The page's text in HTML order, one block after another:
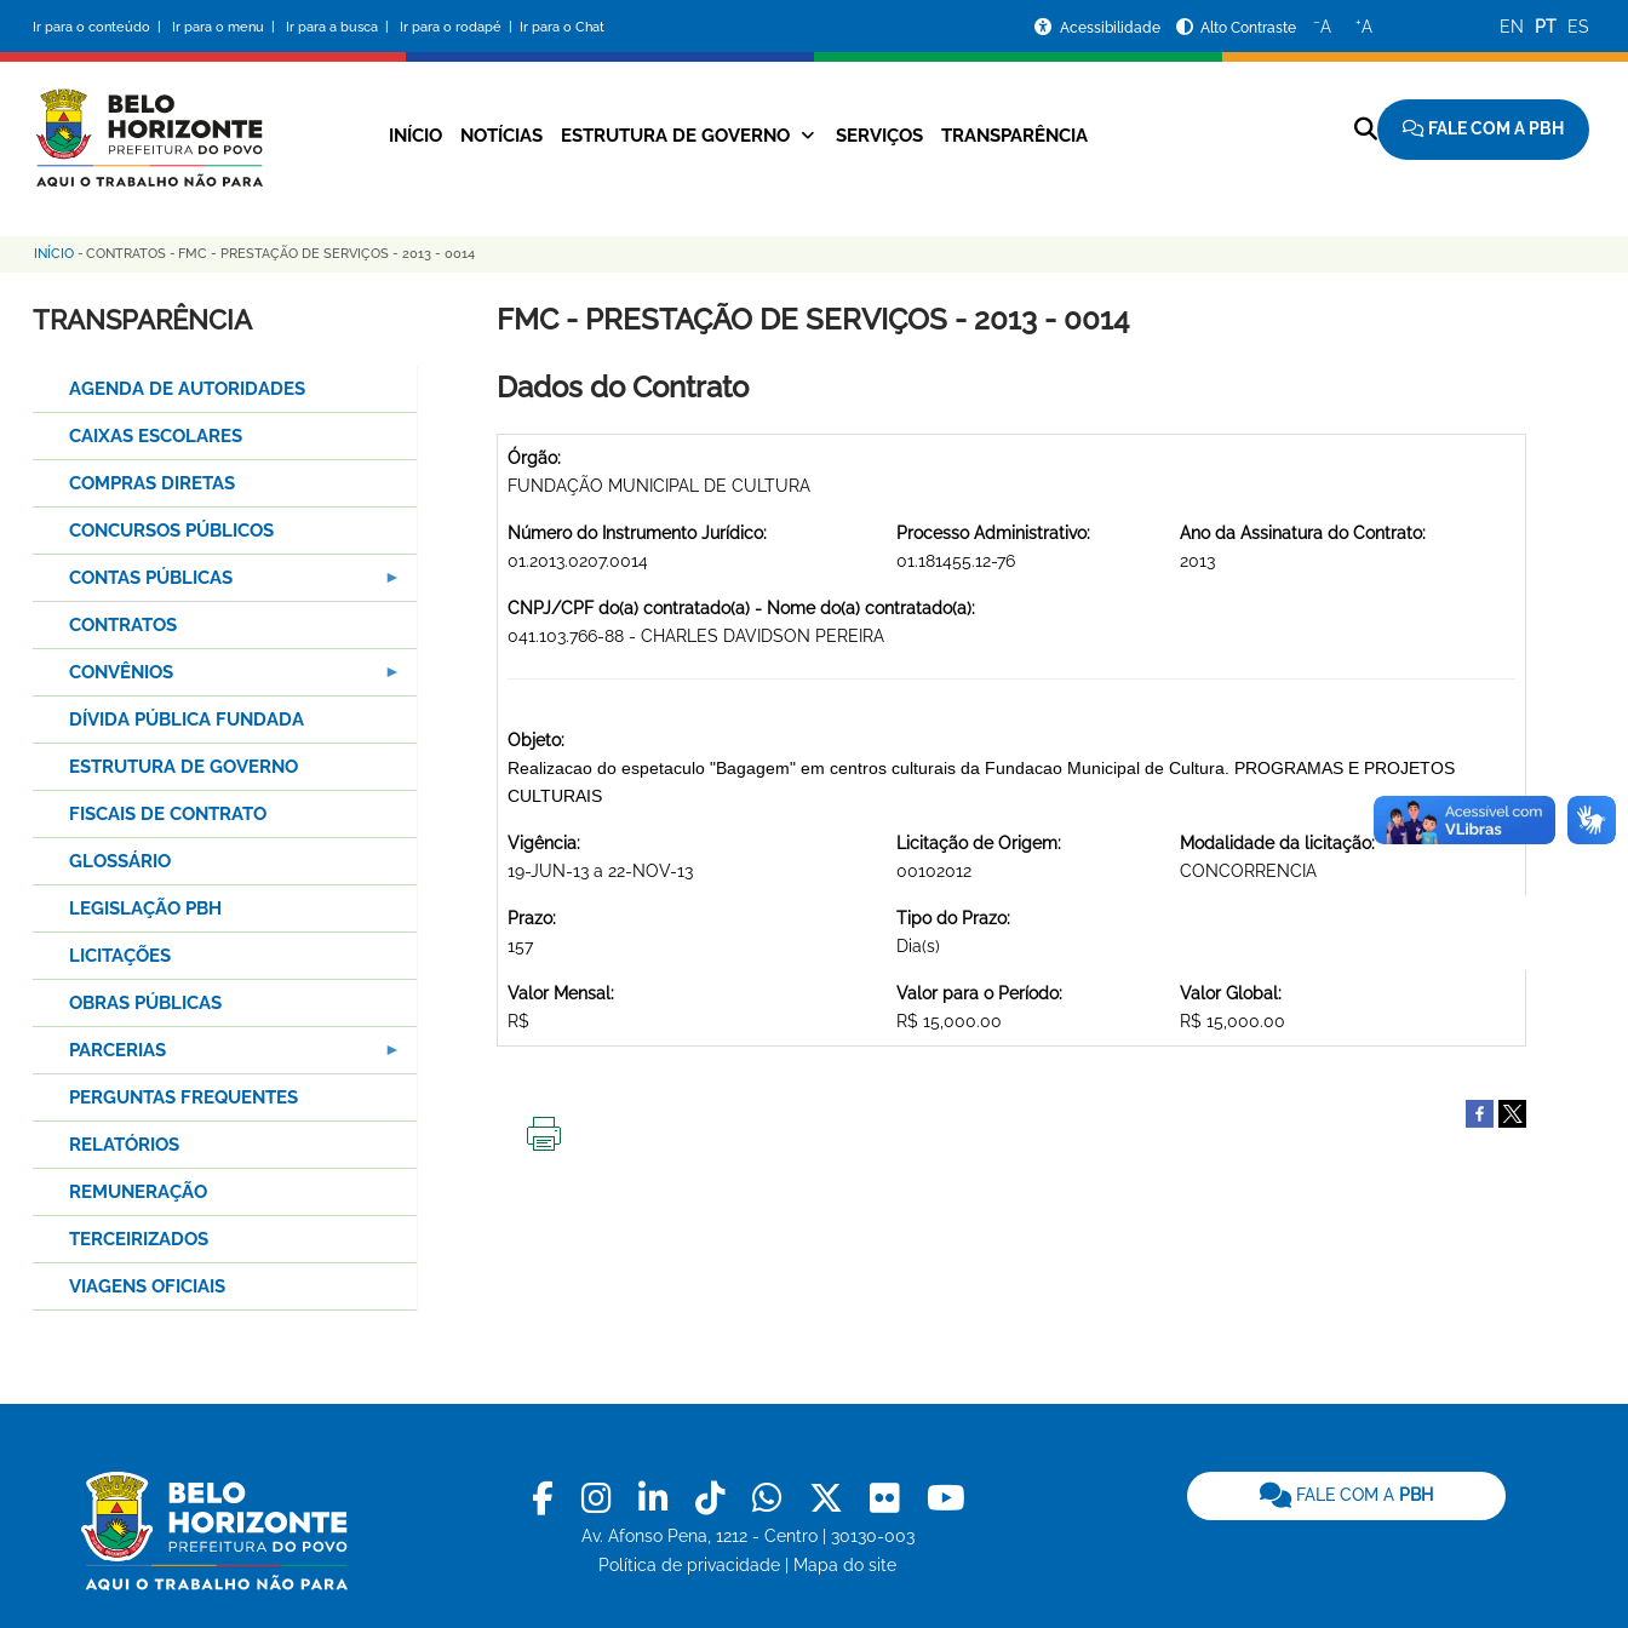
conteúdo
principal
Ir para o conteúdo | Ir para o menu | Ir para a busca | Ir para o rodapé | Ir para o Chat
da
Prefeitura
Acessibilidade Alto Contraste −A +A EN PT ES
Navegação
INÍCIO NOTÍCIAS ESTRUTURA DE GOVERNO SERVIÇOS TRANSPARÊNCIA FALE COM A PBH
Trilha
de
INÍCIO - CONTRATOS - FMC - PRESTAÇÃO DE SERVIÇOS - 2013 - 0014
FMC - PRESTAÇÃO DE SERVIÇOS - 2013 - 0014
Dados do Contrato
Órgão:
FUNDAÇÃO MUNICIPAL DE CULTURA
Número do Instrumento Jurídico:
01.2013.0207.0014
Processo Administrativo:
01.181455.12-76
Ano da Assinatura do Contrato:
2013
CNPJ/CPF do(a) contratado(a) - Nome do(a) contratado(a):
041.103.766-88 - CHARLES DAVIDSON PEREIRA
Objeto:
Realizacao do espetaculo "Bagagem" em centros culturais da Fundacao Municipal de Cultura. PROGRAMAS E PROJETOS
CULTURAIS
Vigência:
19-JUN-13 a 22-NOV-13
Licitação de Origem:
00102012
Modalidade da licitação:
CONCORRENCIA
Prazo:
157
Tipo do Prazo:
Dia(s)
Valor Mensal:
R$
Valor para o Período:
R$ 15,000.00
Valor Global:
R$ 15,000.00
TRANSPARÊNCIA
AGENDA DE AUTORIDADES
CAIXAS ESCOLARES
COMPRAS DIRETAS
CONCURSOS PÚBLICOS
CONTAS PÚBLICAS
CONTRATOS
CONVÊNIOS
DÍVIDA PÚBLICA FUNDADA
ESTRUTURA DE GOVERNO
FISCAIS DE CONTRATO
GLOSSÁRIO
LEGISLAÇÃO PBH
LICITAÇÕES
OBRAS PÚBLICAS
PARCERIAS
PERGUNTAS FREQUENTES
RELATÓRIOS
REMUNERAÇÃO
TERCEIRIZADOS
VIAGENS OFICIAIS
Facebook
Instagram
LinkedinTiktokWhatsapp
X Flickr
Av. Afonso Pena, 1212 - Centro | 30130-003
Política de privacidade
Mapa do site
FALE COM A PBH